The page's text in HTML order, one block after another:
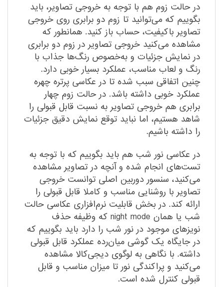
در حالت زوم هم با توجه به خروجی تصاویر، باید
بگوییم که می‌توانید تا زوم دو برابری روی خروجی
تصاویر باکیفیت، حساب باز کنید. همانطور که
مشاهده می‌کنید خروجی تصاویر در زوم دو برابری
در نمایش جزئیات و به‌خصوص رنگ‌ها جذاب با
رنگ و لعاب مناسب، عملکرد بسیار خوبی دارد.
چنین اتفاقی سبب شده تا در عکاسی پرتره چهره
عملکرد خوبی داشته باشد. در حالت زوم چهار
برابری هم خروجی تصاویر به نسبت قابل قبولی را
شاهد هستیم، اما نباید توقع نمایش دقیق جزئیات
را داشته باشیم.
در عکاسی نور شب هم باید بگوییم که با توجه به
تست‌های انجام شده و آنچه در تصاویر مشاهده
می‌کنید، سنسور دوربین اصلی توانست خروجی
تصاویر با روشنایی مناسب و کاملا قابل قبولی را
ارائه کند. در بخش قابلیت نرم‌افزاری عکاسی حالت
شب یا همان night mode که وظیفه حذف
نویزهای موجود در نور شب را دارد باید بگوییم که
در جایگاه یک گوشی میان‌رده عملکرد قابل قبولی
داشته. با نگاهی به لوگوی دیجی‌کالا مشاهده
می‌کنید و پراکندگی نور تا میزان مناسب و قابل
قبولی کنترل شده است.